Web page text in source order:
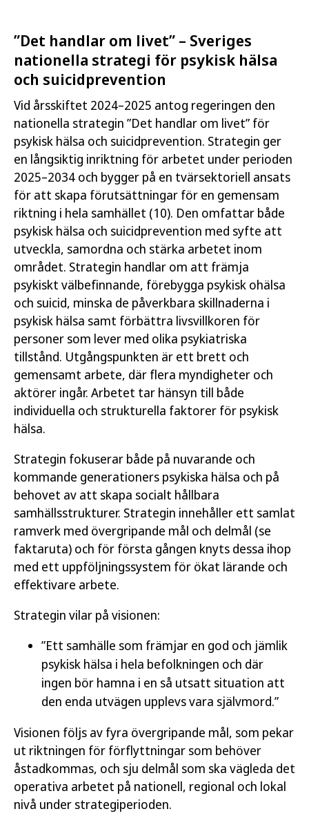
”Det handlar om livet” – Sveriges
nationella strategi för psykisk hälsa
och suicidprevention
Vid årsskiftet 2024–2025 antog regeringen den
nationella strategin ”Det handlar om livet” för
psykisk hälsa och suicidprevention. Strategin ger
en långsiktig inriktning för arbetet under perioden
2025–2034 och bygger på en tvärsektoriell ansats
för att skapa förutsättningar för en gemensam
riktning i hela samhället (10). Den omfattar både
psykisk hälsa och suicidprevention med syfte att
utveckla, samordna och stärka arbetet inom
området. Strategin handlar om att främja
psykiskt välbefinnande, förebygga psykisk ohälsa
och suicid, minska de påverkbara skillnaderna i
psykisk hälsa samt förbättra livsvillkoren för
personer som lever med olika psykiatriska
tillstånd. Utgångspunkten är ett brett och
gemensamt arbete, där flera myndigheter och
aktörer ingår. Arbetet tar hänsyn till både
individuella och strukturella faktorer för psykisk
hälsa.
Strategin fokuserar både på nuvarande och
kommande generationers psykiska hälsa och på
behovet av att skapa socialt hållbara
samhällsstrukturer. Strategin innehåller ett samlat
ramverk med övergripande mål och delmål (se
faktaruta) och för första gången knyts dessa ihop
med ett uppföljningssystem för ökat lärande och
effektivare arbete.
Strategin vilar på visionen:
”Ett samhälle som främjar en god och jämlik
psykisk hälsa i hela befolkningen och där
ingen bör hamna i en så utsatt situation att
den enda utvägen upplevs vara självmord.”
Visionen följs av fyra övergripande mål, som pekar
ut riktningen för förflyttningar som behöver
åstadkommas, och sju delmål som ska vägleda det
operativa arbetet på nationell, regional och lokal
nivå under strategiperioden.